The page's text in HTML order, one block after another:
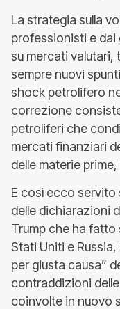
La strategia sulla
professionisti e
su mercati valutari,
sempre nuovi
shock petrolifero
correzione
petroliferi che
mercati finanziari
delle materie
E così ecco servito
delle dichiarazioni
Trump che ha fatto
Stati Uniti e
per giusta causa”
contraddizioni
coinvolte in nuovo